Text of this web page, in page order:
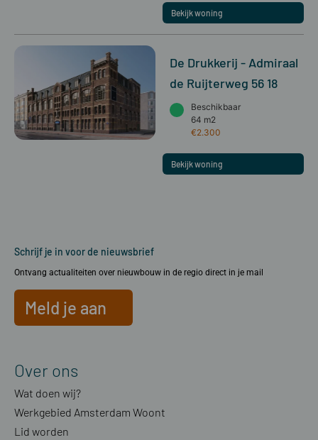
Bekijk woning
De Drukkerij - Admiraal
de Ruijterweg 56 18
Beschikbaar
64 m2
€2.300
Bekijk woning
Schrijf je in voor de nieuwsbrief
Ontvang actualiteiten over nieuwbouw in de regio direct in je mail
Meld je aan
Over ons
Wat doen wij?
Werkgebied Amsterdam Woont
Lid worden